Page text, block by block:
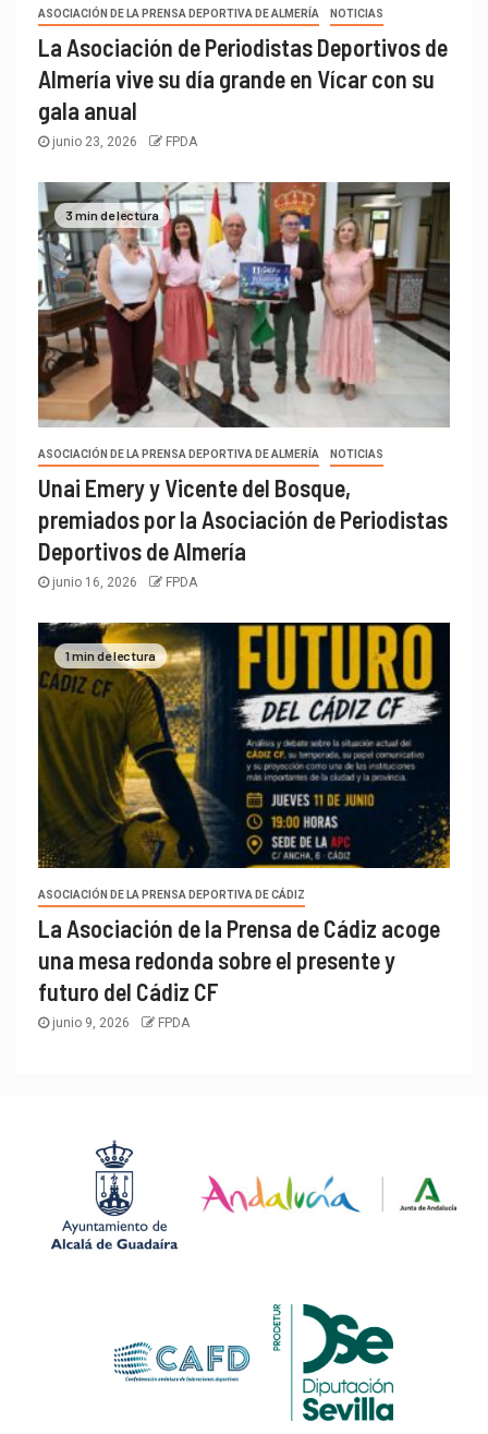
ASOCIACIÓN DE LA PRENSA DEPORTIVA DE ALMERÍA NOTICIAS
La Asociación de Periodistas Deportivos de
Almería vive su día grande en Vícar con su
gala anual
junio 23, 2026 FPDA
3 min de lectura
ASOCIACIÓN DE LA PRENSA DEPORTIVA DE ALMERÍA NOTICIAS
Unai Emery y Vicente del Bosque,
premiados por la Asociación de Periodistas
Deportivos de Almería
junio 16, 2026 FPDA
1 min de lectura
ASOCIACIÓN DE LA PRENSA DEPORTIVA DE CÁDIZ
La Asociación de la Prensa de Cádiz acoge
una mesa redonda sobre el presente y
futuro del Cádiz CF
junio 9, 2026 FPDA